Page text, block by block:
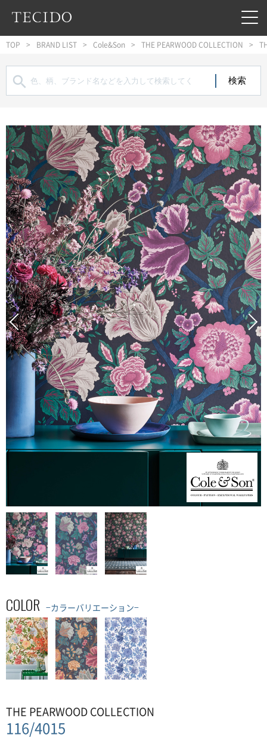
フッターへジャンプ
TOP BRAND LIST Cole&Son THE PEARWOOD COLLECTION

COLOR −カラーバリエーション−
THE PEARWOOD COLLECTION
116/4015